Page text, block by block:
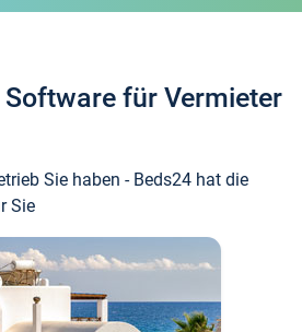
für Vermieter
Sie haben - Beds24 hat die
Sie